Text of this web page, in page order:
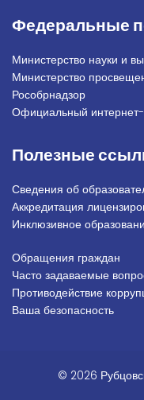
Федеральные
Министерство науки и
Министерство
Рособрнадзор
Официальный
Полезные
Сведения об
Аккредитация
Инклюзивное
Подвал_право
Обращения граждан
Часто задаваемые
Противодействие
Ваша безопасность
© 2026